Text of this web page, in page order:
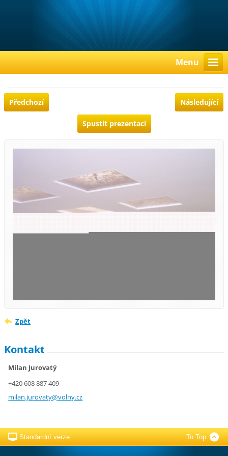
Menu
Předchozí Následující
Spustit prezentaci
Zpět
Kontakt
Milan Jurovatý
+420 608 887 409
milan.jurovaty@volny.cz
Standardní verze To Top